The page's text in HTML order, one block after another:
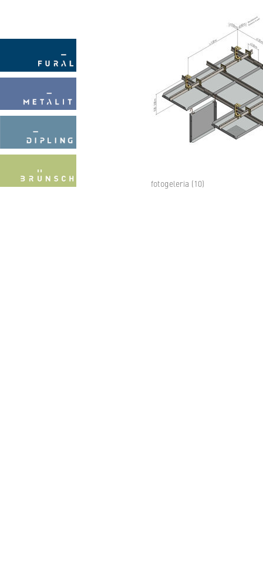
fotogeleria (10)